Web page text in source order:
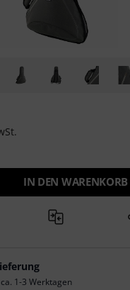
IN DEN WARENKORB
1-3 Werktagen